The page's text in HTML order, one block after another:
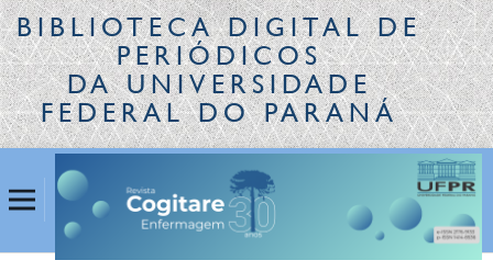
Legislação
Canais
BIBLIOTECA DIGITALDE
PERIÓDICOS
DA UNIVERSIDADE
FEDERAL DO PARANÁ